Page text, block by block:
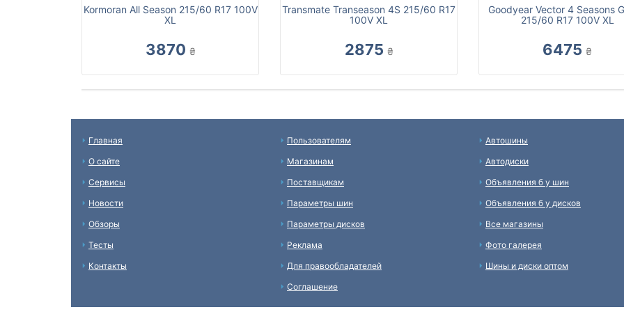
Kormoran All Season 215/60 R17 100V
XL
3870 ₴
Transmate Transeason 4S 215/60 R17
100V XL
2875 ₴
Goodyear Vector 4 Seasons
215/60 R17 100V XL
6475 ₴
Главная
О сайте
Сервисы
Новости
Обзоры
Тесты
Контакты
Пользователям
Магазинам
Поставщикам
Параметры шин
Параметры дисков
Реклама
Для правообладателей
Соглашение
Автошины
Автодиски
Объявления б у шин
Объявления б у дисков
Все магазины
Фото галерея
Шины и диски оптом